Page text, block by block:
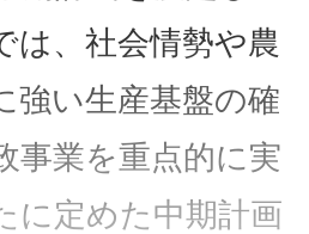
は、社会情勢や農
強い生産基盤の確
事業を重点的に実
定めた中期計画